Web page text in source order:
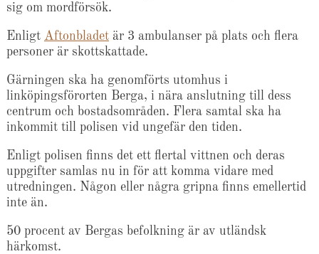
sig om mordförsök.
Enligt Aftonbladet är 3 ambulanser på plats och flera
personer är skottskattade.
Gärningen ska ha genomförts utomhus i
linköpingsförorten Berga, i nära anslutning till dess
centrum och bostadsområden. Flera samtal ska ha
inkommit till polisen vid ungefär den tiden.
Enligt polisen finns det ett flertal vittnen och deras
uppgifter samlas nu in för att komma vidare med
utredningen. Någon eller några gripna finns emellertid
inte än.
50 procent av Bergas befolkning är av utländsk
härkomst.